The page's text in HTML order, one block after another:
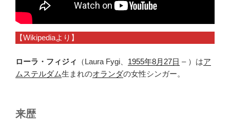
【Wikipediaより】
ローラ・フィジィ （Laura Fygi、 1955年8月27日 – ）はア
ムステルダム生まれのオランダの女性シンガー。
来歴